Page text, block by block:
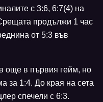
с 3:6, 6:7(4) на
продължи 1 час
от 5:3 във
още в първия гейм, но
за 1:4. До края на сета
спечели с 6:3.